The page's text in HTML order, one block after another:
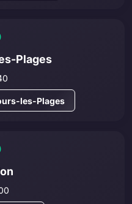
Plages
les-Plages